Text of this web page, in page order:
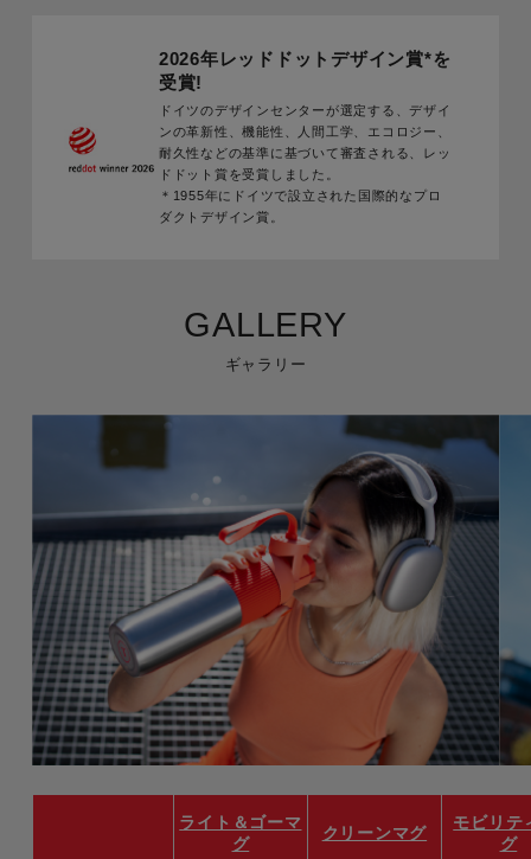
2026年レッドドットデザイン賞*を
受賞!
ドイツのデザインセンターが選定する、デザイ
ンの革新性、機能性、人間工学、エコロジー、
耐久性などの基準に基づいて審査される、レッ
ドドット賞を受賞しました。
＊1955年にドイツで設立された国際的なプロ
ダクトデザイン賞。
ギャラリー
GALLERY
ライト＆ゴーマ
グ
クリーンマグ
モビリテ
グ